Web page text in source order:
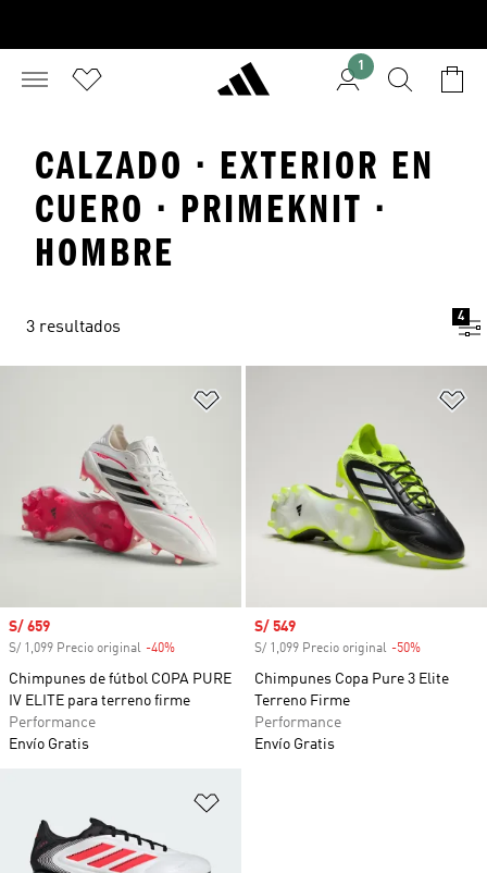
1
CALZADO · EXTERIOR EN
CUERO · PRIMEKNIT ·
HOMBRE
3 resultados
4
Precio de venta
S/ 659
S/ 1,099 Precio original -40%
Chimpunes de fútbol COPA PURE
IV ELITE para terreno firme
Performance
Envío Gratis
Precio de venta
S/ 549
S/ 1,099 Precio original -50%
Chimpunes Copa Pure 3 Elite
Terreno Firme
Performance
Envío Gratis